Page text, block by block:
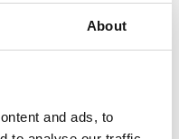
About
and ads, to
Green
: nuova iniziativa
in aree selezionate di